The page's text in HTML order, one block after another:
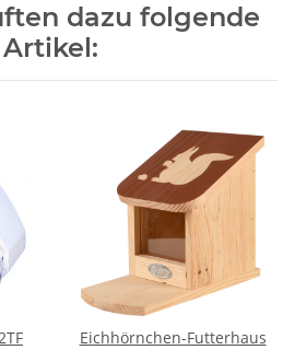
dazu folgende
Artikel:
Eichhörnchen-Futterhaus